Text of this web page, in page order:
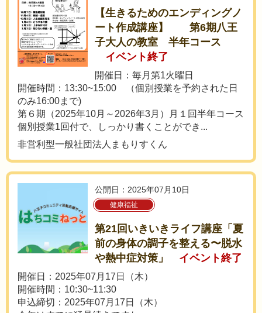
【生きるためのエンディングノ
ート作成講座】 第6期八王
子大人の教室 半年コース
イベント終了
開催日：毎月第1火曜日
開催時間：13:30~15:00 （個別授業を予約された日
のみ16:00まで)
第６期（2025年10月～2026年3月）月１回半年コース
個別授業1回付で、しっかり書くことができ...
非営利型一般社団法人まもりすくん
公開日：2025年07月10日
健康福祉
第21回いきいきライフ講座「夏
前の身体の調子を整える〜脱水
や熱中症対策」
イベント終了
開催日：2025年07月17日（木）
開催時間：10:30~11:30
申込締切：2025年07月17日（木）